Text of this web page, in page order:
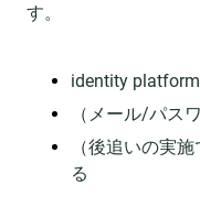
す。
identity
（メール/パス
（後追いの実
る